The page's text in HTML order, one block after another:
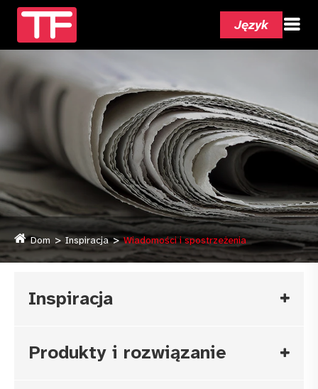
Język
Dom Inspiracja Wiadomości i spostrzeżenia
Inspiracja
Produkty i rozwiązanie